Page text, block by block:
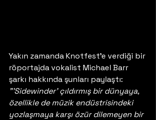
Yakın zamanda Knotfest'e verdiği bir
röportajda vokalist Michael Barr
şarkı hakkında şunları paylaştı:
"'Sidewinder' çıldırmış bir dünyaya,
özellikle de müzik endüstrisindeki
yozlaşmaya karşı özür dilemeyen bir